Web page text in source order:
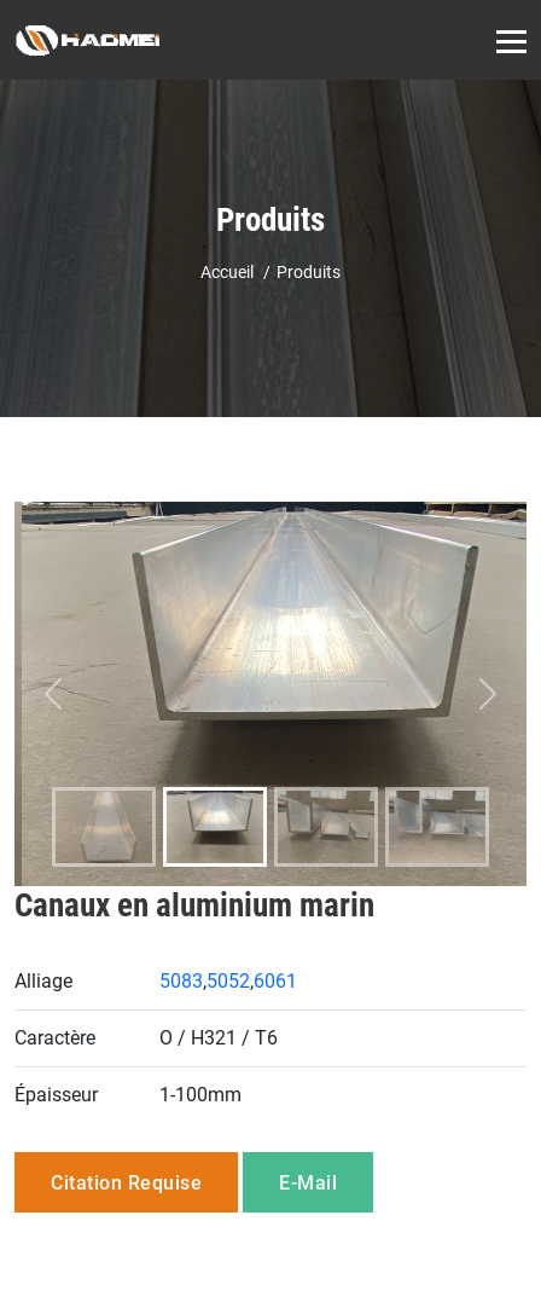
Produits
Accueil Produits
Précédent
Canaux en aluminium marin
Alliage 5083,5052,6061
Caractère O / H321 / T6
Épaisseur 1-100mm
Citation Requise E-Mail